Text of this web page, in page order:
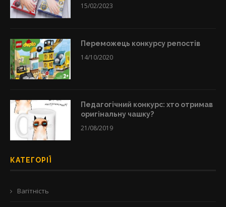
15/02/2023
Переможець конкурсу репостів
14/10/2020
Педагогічний конкурс: хто отримав
оригінальну чашку?
21/08/2019
КАТЕГОРІЇ
Вагітність